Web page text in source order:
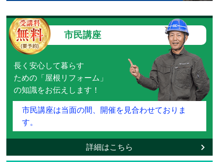
市民講座
長く安心して暮らす
ための「屋根リフォーム」
の知識をお伝えします！
市民講座は当面の間、開催を見合わせておりま
す。
詳細はこちら